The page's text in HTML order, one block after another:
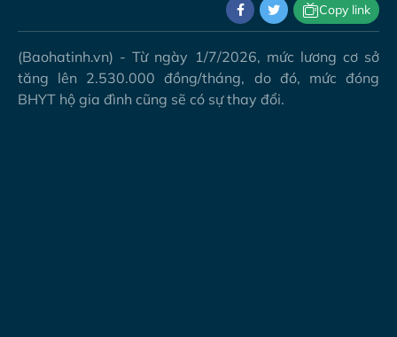
Copy link
(Baohatinh.vn) - Từ ngày 1/7/2026, mức lương cơ sở
tăng lên 2.530.000 đồng/tháng, do đó, mức đóng
BHYT hộ gia đình cũng sẽ có sự thay đổi.